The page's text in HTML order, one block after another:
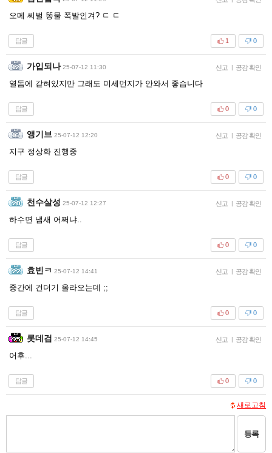
오메 씨벌 똥물 폭발인겨? ㄷ ㄷ
답글 0
1
가입되나 25-07-12 11:30 신고 | 공감 확인
열돔에 갇혀있지만 그래도 미세먼지가 안와서 좋습니다
답글 0
0
앵기브 25-07-12 12:20 신고 | 공감 확인
지구 정상화 진행중
답글 0
0
천수살성 25-07-12 12:27 신고 | 공감 확인
하수면 냄새 어쩌냐..
답글 0
0
효빈ㅋ 25-07-12 14:41 신고 | 공감 확인
중간에 건더기 올라오는데 ;;
답글 0
0
롯데검 25-07-12 14:45 신고 | 공감 확인
어후...
답글 0
0
새로고침
등록